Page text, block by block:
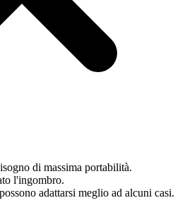
di massima portabilità.
l'ingombro.
adattarsi meglio ad alcuni casi.